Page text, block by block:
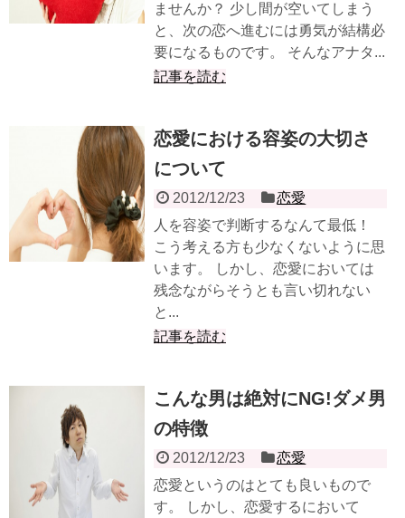
ませんか？ 少し間が空いてしまう
と、次の恋へ進むには勇気が結構必
要になるものです。 そんなアナタ...
記事を読む
恋愛における容姿の大切さ
について
2012/12/23
恋愛
人を容姿で判断するなんて最低！
こう考える方も少なくないように思
います。 しかし、恋愛においては
残念ながらそうとも言い切れない
と...
記事を読む
こんな男は絶対にNG!ダメ男
の特徴
2012/12/23
恋愛
恋愛というのはとても良いもので
す。 しかし、恋愛するにおいて